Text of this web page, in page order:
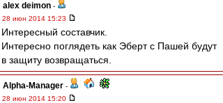
alex deimon -
28 июн 2014 15:23
Интересный составчик.
Интересно поглядеть как Эберт с Пашей будут
в защиту возвращаться.
Alpha-Manager -
28 июн 2014 15:20